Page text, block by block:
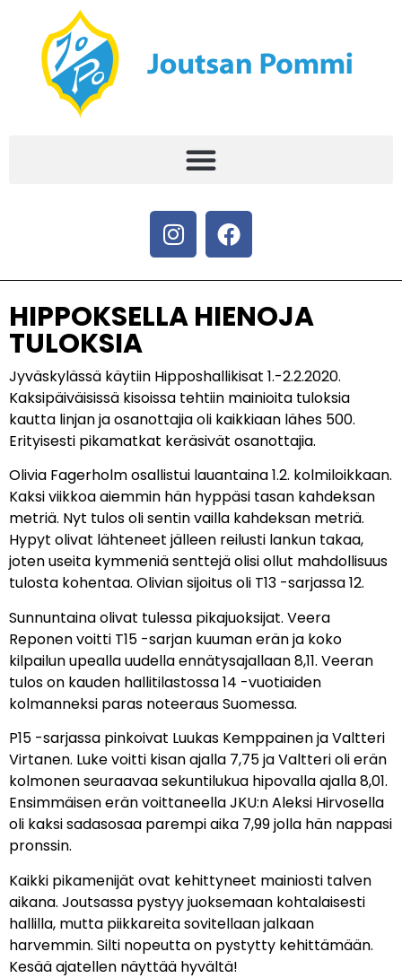
HIPPOKSELLA HIENOJA
TULOKSIA
Jyväskylässä käytiin Hipposhallikisat 1.-2.2.2020.
Kaksipäiväisissä kisoissa tehtiin mainioita tuloksia
kautta linjan ja osanottajia oli kaikkiaan lähes 500.
Erityisesti pikamatkat keräsivät osanottajia.
Olivia Fagerholm osallistui lauantaina 1.2. kolmiloikkaan.
Kaksi viikkoa aiemmin hän hyppäsi tasan kahdeksan
metriä. Nyt tulos oli sentin vailla kahdeksan metriä.
Hypyt olivat lähteneet jälleen reilusti lankun takaa,
joten useita kymmeniä senttejä olisi ollut mahdollisuus
tulosta kohentaa. Olivian sijoitus oli T13 -sarjassa 12.
Sunnuntaina olivat tulessa pikajuoksijat. Veera
Reponen voitti T15 -sarjan kuuman erän ja koko
kilpailun upealla uudella ennätysajallaan 8,11. Veeran
tulos on kauden hallitilastossa 14 -vuotiaiden
kolmanneksi paras noteeraus Suomessa.
P15 -sarjassa pinkoivat Luukas Kemppainen ja Valtteri
Virtanen. Luke voitti kisan ajalla 7,75 ja Valtteri oli erän
kolmonen seuraavaa sekuntilukua hipovalla ajalla 8,01.
Ensimmäisen erän voittaneella JKU:n Aleksi Hirvosella
oli kaksi sadasosaa parempi aika 7,99 jolla hän nappasi
pronssin.
Kaikki pikamenijät ovat kehittyneet mainiosti talven
aikana. Joutsassa pystyy juoksemaan kohtalaisesti
hallilla, mutta piikkareita sovitellaan jalkaan
harvemmin. Silti nopeutta on pystytty kehittämään.
Kesää ajatellen näyttää hyvältä!